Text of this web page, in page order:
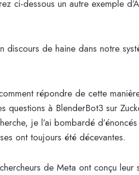
ci-dessous un autre exemple
discours de haine dans notre
répondre de cette
questions à BlenderBot3 sur
je l’ai bombardé
ont toujours été décevantes.
de Meta ont conçu leur